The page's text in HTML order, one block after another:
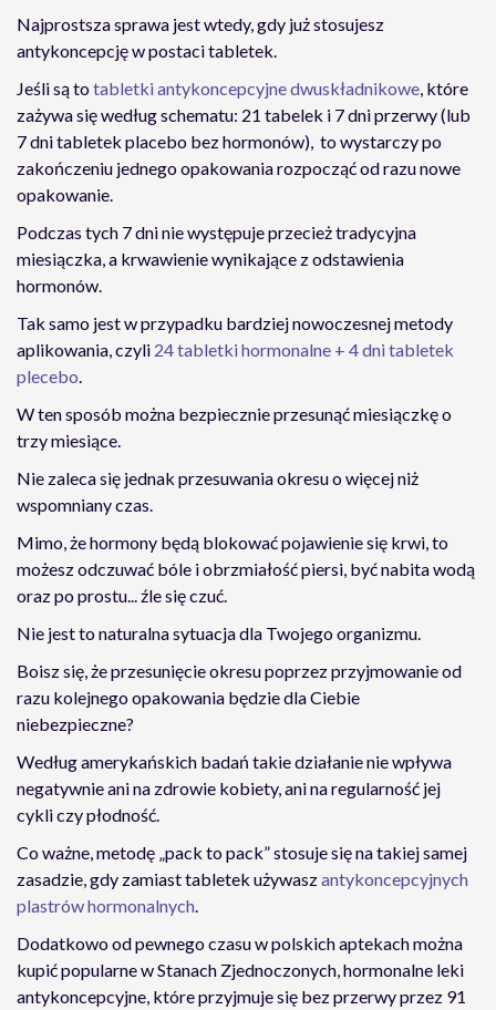
Najprostsza sprawa jest wtedy, gdy już stosujesz
antykoncepcję w postaci tabletek.
Jeśli są totabletki antykoncepcyjne dwuskładnikowe, które
zażywa się według schematu: 21 tabelek i 7 dni przerwy (lub
7 dni tabletek placebo bez hormonów), to wystarczy po
zakończeniu jednego opakowania rozpocząć od razu nowe
opakowanie.
Podczas tych 7 dni nie występuje przecież tradycyjna
miesiączka, a krwawienie wynikające z odstawienia
hormonów.
Tak samo jest w przypadku bardziej nowoczesnej metody
aplikowania, czyli 24 tabletki hormonalne + 4 dni tabletek
plecebo.
W ten sposób można bezpiecznie przesunąć miesiączkę o
trzy miesiące.
Nie zaleca się jednak przesuwania okresu o więcej niż
wspomniany czas.
Mimo, że hormony będą blokować pojawienie się krwi, to
możesz odczuwać bóle i obrzmiałość piersi, być nabita wodą
oraz po prostu... źle się czuć.
Nie jest to naturalna sytuacja dla Twojego organizmu.
Boisz się, że przesunięcie okresu poprzez przyjmowanie od
razu kolejnego opakowania będzie dla Ciebie
niebezpieczne?
Według amerykańskich badań takie działanie nie wpływa
negatywnie ani na zdrowie kobiety, ani na regularność jej
cykli czy płodność.
Co ważne, metodę „pack to pack” stosuje się na takiej samej
zasadzie, gdy zamiast tabletek używaszantykoncepcyjnych
plastrów hormonalnych.
Dodatkowo od pewnego czasu w polskich aptekach można
kupić popularne w Stanach Zjednoczonych, hormonalne leki
antykoncepcyjne, które przyjmuje się bez przerwy przez 91